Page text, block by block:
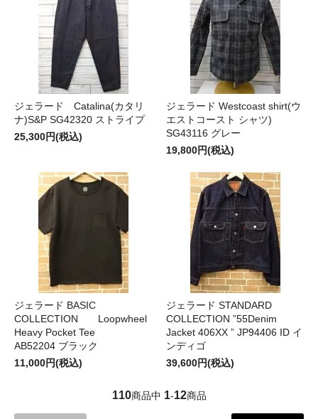
ジェラード Catalina(カタリ
ナ)S&P SG42320 ストライプ
25,300円(税込)
ジェラード Westcoast shirt(ウ
エストコースト シャツ)
SG43116 グレー
19,800円(税込)
ジェラード BASIC
COLLECTION Loopwheel
Heavy Pocket Tee
AB52204 ブラック
11,000円(税込)
ジェラード STANDARD
COLLECTION ”55Denim
Jacket 406XX ” JP94406 ID イ
ンディゴ
39,600円(税込)
110商品中 1-12商品